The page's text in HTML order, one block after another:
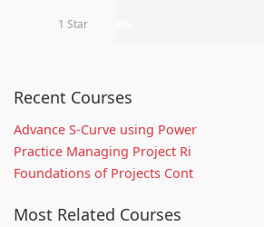
1 Star
Recent Courses
Advance S-Curve using Power
Practice Managing Project Ri
Foundations of Projects Cont
Most Related Courses